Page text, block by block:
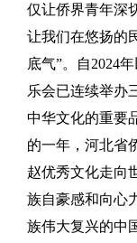
仅让侨界青年深
让我们在悠扬的
底气”。自2024
乐会已连续举办
中华文化的重要
的一年，河北省
赵优秀文化走向
族自豪感和向心
族伟大复兴的中